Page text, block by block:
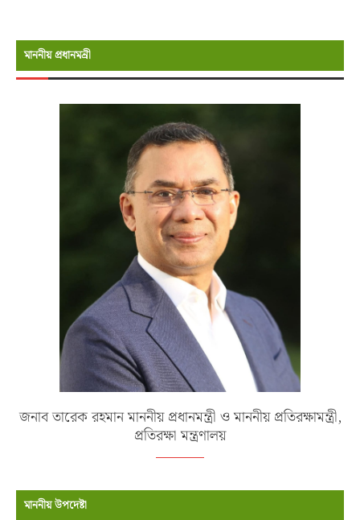
মাননীয় প্রধানমন্রী
জনাব তারেক রহমান মাননীয় প্রধানমন্ত্রী ও মাননীয় প্রতিরক্ষামন্ত্রী,
প্রতিরক্ষা মন্ত্রণালয়
মাননীয় উপদেষ্টা